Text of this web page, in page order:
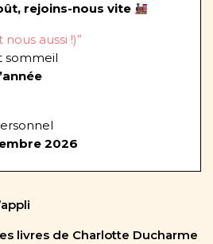
rejoins-nous vite
aussi !)”
sommeil
2026
livres de Charlotte Ducharme